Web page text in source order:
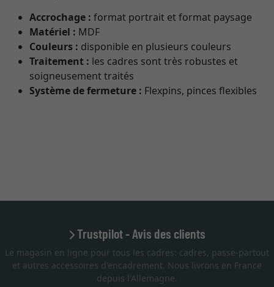
Accrochage : format portrait et format paysage
Matériel : MDF
Couleurs : disponible en plusieurs couleurs
Traitement : les cadres sont très robustes et
soigneusement traités
Système de fermeture : Flexpins, pinces flexibles
Trustpilot - Avis des clients
Le magasin en ligne pour tous les cadres: cadres, passe-partout
et autres accessoires d'encadrement. Nous livrons en France
depuis l'Allemagne.